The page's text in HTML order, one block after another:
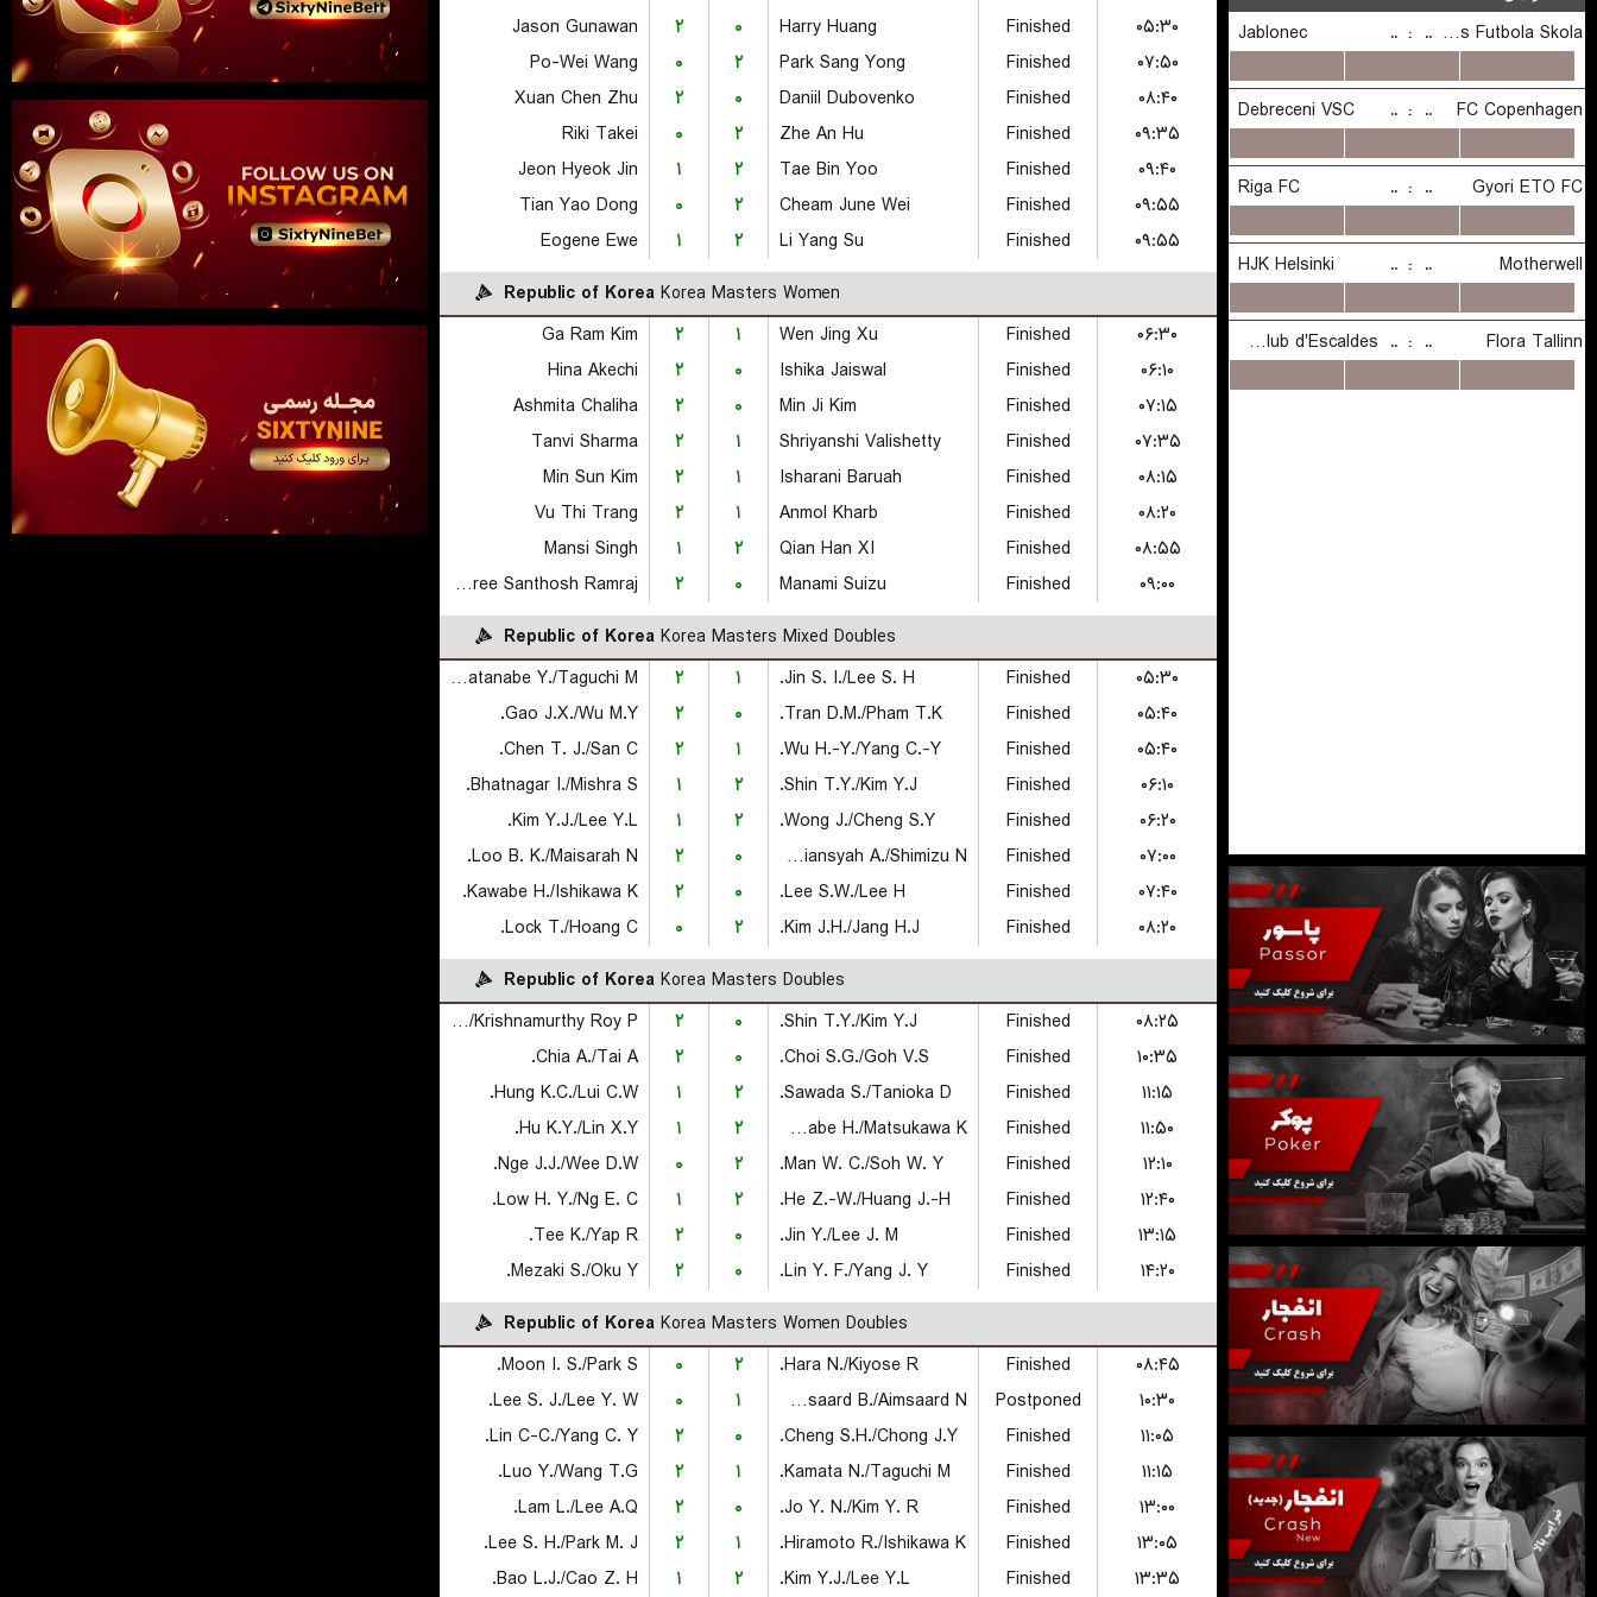
Jason Gunawan
۲ ۰ Harry Huang Finished
۰۵:۳۰
Po-Wei Wang
۰ ۲ Park Sang Yong Finished
۰۷:۵۰
Xuan Chen Zhu
۲ ۰ Daniil Dubovenko Finished
۰۸:۴۰
Riki Takei
۰ ۲ Zhe An Hu Finished
۰۹:۳۵
Jeon Hyeok Jin
۱ ۲ Tae Bin Yoo Finished
۰۹:۴۰
Tian Yao Dong
۰ ۲ Cheam June Wei Finished
۰۹:۵۵
Eogene Ewe
۱ ۲ Li Yang Su Finished
۰۹:۵۵
Republic of Korea Korea Masters Women
Ga Ram Kim
۲ ۱ Wen Jing Xu Finished
۰۶:۳۰
Hina Akechi
۲ ۰ Ishika Jaiswal Finished
۰۶:۱۰
Ashmita Chaliha
۲ ۰ Min Ji Kim Finished
۰۷:۱۵
Tanvi Sharma
۲ ۱ Shriyanshi Valishetty Finished
۰۷:۳۵
Min Sun Kim
۲ ۱ Isharani Baruah Finished
۰۸:۱۵
Vu Thi Trang
۲ ۱ Anmol Kharb Finished
۰۸:۲۰
Mansi Singh
۱ ۲ Qian Han XI Finished
۰۸:۵۵
Rakshitha Sree Santhosh Ramraj
۲ ۰ Manami Suizu Finished
۰۹:۰۰
Republic of Korea Korea Masters Mixed Doubles
Watanabe Y./Taguchi M.
۲ ۱ Jin S. I./Lee S. H. Finished
۰۵:۳۰
Gao J.X./Wu M.Y.
۲ ۰ Tran D.M./Pham T.K. Finished
۰۵:۴۰
Chen T. J./San C.
۲ ۱ Wu H.-Y./Yang C.-Y. Finished
۰۵:۴۰
Bhatnagar I./Mishra S.
۱ ۲ Shin T.Y./Kim Y.J. Finished
۰۶:۱۰
Kim Y.J./Lee Y.L.
۱ ۲ Wong J./Cheng S.Y. Finished
۰۶:۲۰
Loo B. K./Maisarah N.
۲ ۰ Ramadiansyah A./Shimizu N. Finished
۰۷:۰۰
Kawabe H./Ishikawa K.
۲ ۰ Lee S.W./Lee H. Finished
۰۷:۴۰
Lock T./Hoang C.
۰ ۲ Kim J.H./Jang H.J. Finished
۰۸:۲۰
Republic of Korea Korea Masters Doubles
Garaga P./Krishnamurthy Roy P.
۲ ۰ Shin T.Y./Kim Y.J. Finished
۰۸:۲۵
Chia A./Tai A.
۲ ۰ Choi S.G./Goh V.S. Finished
۱۰:۳۵
Hung K.C./Lui C.W.
۱ ۲ Sawada S./Tanioka D. Finished
۱۱:۱۵
Hu K.Y./Lin X.Y.
۱ ۲ Kawabe H./Matsukawa K. Finished
۱۱:۵۰
Nge J.J./Wee D.W.
۰ ۲ Man W. C./Soh W. Y. Finished
۱۲:۱۰
Low H. Y./Ng E. C.
۱ ۲ He Z.-W./Huang J.-H. Finished
۱۲:۴۰
Tee K./Yap R.
۲ ۰ Jin Y./Lee J. M. Finished
۱۳:۱۵
Mezaki S./Oku Y.
۲ ۰ Lin Y. F./Yang J. Y. Finished
۱۴:۲۰
Republic of Korea Korea Masters Women Doubles
Moon I. S./Park S.
۰ ۲ Hara N./Kiyose R. Finished
۰۸:۴۵
Lee S. J./Lee Y. W.
۰ ۱ Aimsaard B./Aimsaard N. Postponed
۱۰:۳۰
Lin C-C./Yang C. Y.
۲ ۰ Cheng S.H./Chong J.Y. Finished
۱۱:۰۵
Luo Y./Wang T.G.
۲ ۱ Kamata N./Taguchi M. Finished
۱۱:۱۵
Lam L./Lee A.Q.
۲ ۰ Jo Y. N./Kim Y. R. Finished
۱۳:۰۰
Lee S. H./Park M. J.
۲ ۱ Hiramoto R./Ishikawa K. Finished
۱۳:۰۵
Bao L.J./Cao Z. H.
۱ ۲ Kim Y.J./Lee Y.L. Finished ۱۳:۳۵